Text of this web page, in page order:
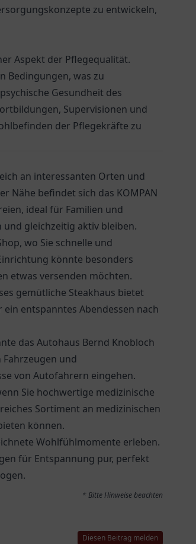
zu entwickeln,
Aspekt der Pflegequalität.
Bedingungen, was zu
Gesundheit des
Supervisionen und
der Pflegekräfte zu
an interessanten Orten und
Nähe befindet sich das KOMPAN
ideal für Familien und
gleichzeitig aktiv bleiben.
, wo Sie schnelle und
könnte besonders
etwas versenden möchten.
gemütliche Steakhaus bietet
entspanntes Abendessen nach
das Autohaus Bernd Knobloch
und
von Autofahrern eingehen.
Sie hochwertige medizinische
Sortiment an medizinischen
können.
Wohlfühlmomente erleben.
für Entspannung pur, perfekt
* Bitte Hinweise beachten
Diesen Beitrag melden